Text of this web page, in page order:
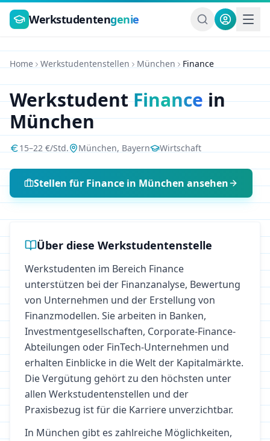
Zum Hauptinhalt springen
Werkstudentengenie
Home Werkstudentenstellen München Finance
WerkstudentFinancein
München
15–22 €/Std. München, Bayern Wirtschaft
Stellen für Finance in München ansehen
Über diese Werkstudentenstelle
Werkstudenten im Bereich Finance
unterstützen bei der Finanzanalyse, Bewertung
von Unternehmen und der Erstellung von
Finanzmodellen. Sie arbeiten in Banken,
Investmentgesellschaften, Corporate-Finance-
Abteilungen oder FinTech-Unternehmen und
erhalten Einblicke in die Welt der Kapitalmärkte.
Die Vergütung gehört zu den höchsten unter
allen Werkstudentenstellen und der
Praxisbezug ist für die Karriere unverzichtbar.
In München gibt es zahlreiche Möglichkeiten,